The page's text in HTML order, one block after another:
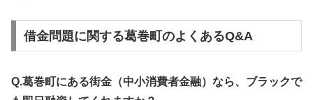
借金問題に関する葛巻町のよくあるQ&A
Q.葛巻町にある街金（中小消費者金融）なら、ブラックで